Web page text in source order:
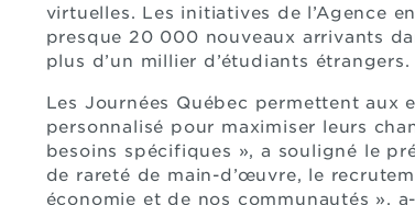
virtuelles. Les initiatives de l’Agence
presque 20 000 nouveaux arrivants
plus d’un millier d’étudiants étrangers.
Les Journées Québec permettent aux
personnalisé pour maximiser leurs
besoins spécifiques », a souligné le
de rareté de main-d’œuvre, le
économie et de nos communautés »,